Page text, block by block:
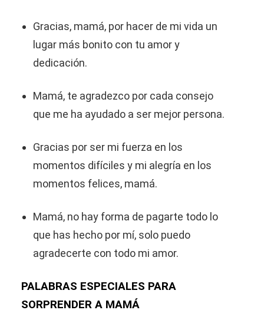
Gracias, mamá, por hacer de mi vida un
lugar más bonito con tu amor y
dedicación.
Mamá, te agradezco por cada consejo
que me ha ayudado a ser mejor persona.
Gracias por ser mi fuerza en los
momentos difíciles y mi alegría en los
momentos felices, mamá.
Mamá, no hay forma de pagarte todo lo
que has hecho por mí, solo puedo
agradecerte con todo mi amor.
PALABRAS ESPECIALES PARA
SORPRENDER A MAMÁ